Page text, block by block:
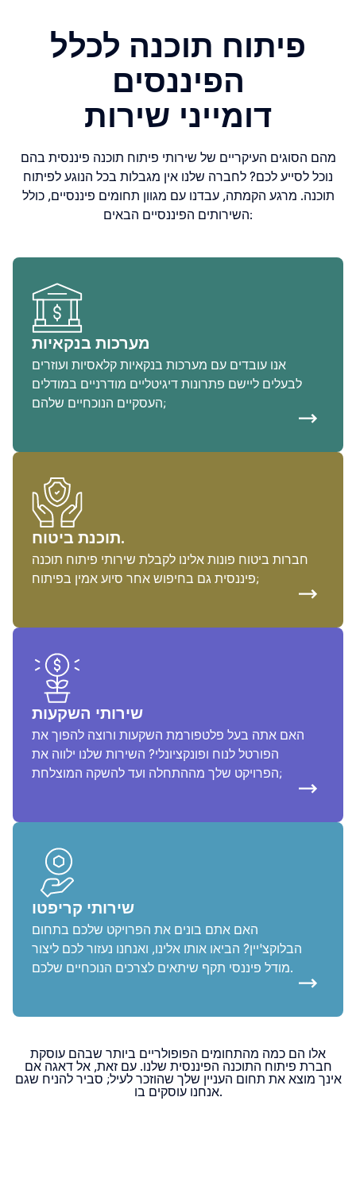
פיתוח תוכנה לכלל
הפיננסים
דומייני שירות
מהם הסוגים העיקריים של שירותי פיתוח תוכנה פיננסית בהם
נוכל לסייע לכם? לחברה שלנו אין מגבלות בכל הנוגע לפיתוח
תוכנה. מרגע הקמתה, עבדנו עם מגוון תחומים פיננסיים, כולל
השירותים הפיננסיים הבאים:
מערכות בנקאיות
אנו עובדים עם מערכות בנקאיות קלאסיות ועוזרים
לבעלים ליישם פתרונות דיגיטליים מודרניים במודלים
העסקיים הנוכחיים שלהם;
תוכנת ביטוח.
חברות ביטוח פונות אלינו לקבלת שירותי פיתוח תוכנה
פיננסית גם בחיפוש אחר סיוע אמין בפיתוח;
שירותי השקעות
האם אתה בעל פלטפורמת השקעות ורוצה להפוך את
הפורטל לנוח ופונקציונלי? השירות שלנו ילווה את
הפרויקט שלך מההתחלה ועד להשקה המוצלחת;
שירותי קריפטו
האם אתם בונים את הפרויקט שלכם בתחום
הבלוקצ'יין? הביאו אותו אלינו, ואנחנו נעזור לכם ליצור
מודל פיננסי תקף שיתאים לצרכים הנוכחיים שלכם.
אלו הם כמה מהתחומים הפופולריים ביותר שבהם עוסקת
חברת פיתוח התוכנה הפיננסית שלנו. עם זאת, אל דאגה אם
אינך מוצא את תחום העניין שלך שהוזכר לעיל; סביר להניח שגם
אנחנו עוסקים בו.